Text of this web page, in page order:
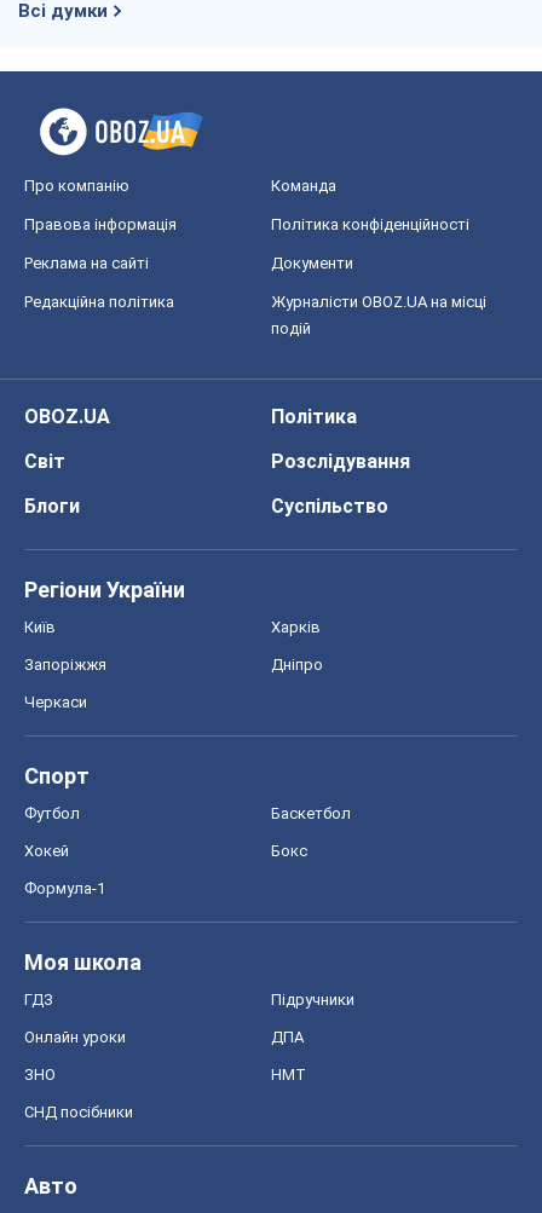
Всі думки
Про компанію Команда
Правова інформація Політика конфіденційності
Реклама на сайті Документи
Редакційна політика
Журналісти OBOZ.UA на місці
подій
OBOZ.UA
Політика
Світ
Розслідування
Блоги
Суспільство
Регіони України
Київ Харків
Запоріжжя Дніпро
Черкаси
Спорт
Футбол Баскетбол
Хокей Бокс
Формула-1
Моя школа
ГДЗ Підручники
Онлайн уроки ДПА
ЗНО НМТ
СНД посібники
Авто